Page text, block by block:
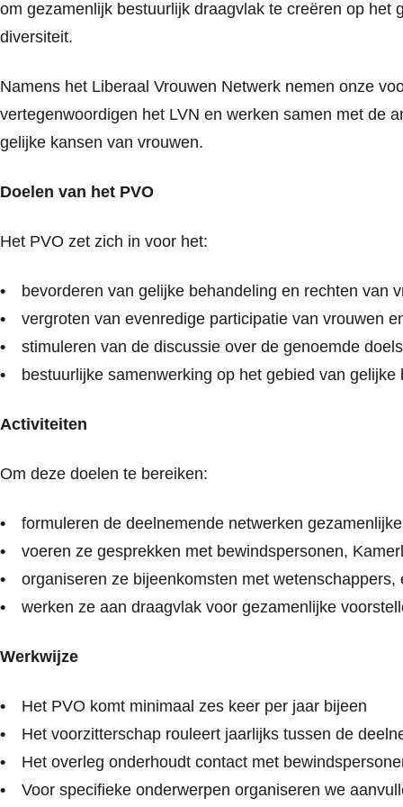
om gezamenlijk bestuurlijk draagvlak te creëren op
diversiteit.
Namens het Liberaal Vrouwen Netwerk nemen onze
vertegenwoordigen het LVN en werken samen met de
gelijke kansen van vrouwen.
Doelen van het PVO
Het PVO zet zich in voor het:
bevorderen van gelijke behandeling en rechten van
vergroten van evenredige participatie van vrouwen
stimuleren van de discussie over de genoemde
bestuurlijke samenwerking op het gebied van
Activiteiten
Om deze doelen te bereiken:
formuleren de deelnemende netwerken
voeren ze gesprekken met bewindspersonen,
organiseren ze bijeenkomsten met
werken ze aan draagvlak voor gezamenlijke
Werkwijze
Het PVO komt minimaal zes keer per jaar bijeen
Het voorzitterschap rouleert jaarlijks tussen de
Het overleg onderhoudt contact met
Voor specifieke onderwerpen organiseren we